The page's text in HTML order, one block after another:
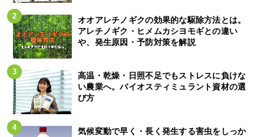
オオアレチノギクの効果的な駆除方法とは。
アレチノギク・ヒメムカシヨモギとの違い
や、発生原因・予防対策を解説
高温・乾燥・日照不足でもストレスに負けな
い農業へ。バイオスティミュラント資材の選
び方
気候変動で早く・長く発生する害虫をしっか